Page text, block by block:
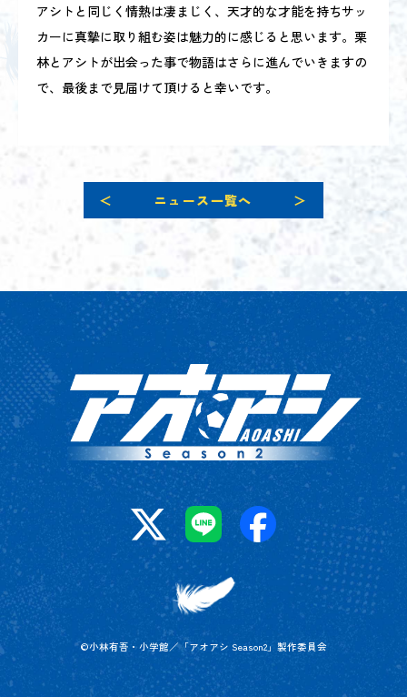
アシトと同じく情熱は凄まじく、天才的な才能を持ちサッ
カーに真摯に取り組む姿は魅力的に感じると思います。栗
林とアシトが出会った事で物語はさらに進んでいきますの
で、最後まで見届けて頂けると幸いです。
＜ ニュース一覧へ ＞
©小林有吾・小学館／「アオアシ Season2」製作委員会